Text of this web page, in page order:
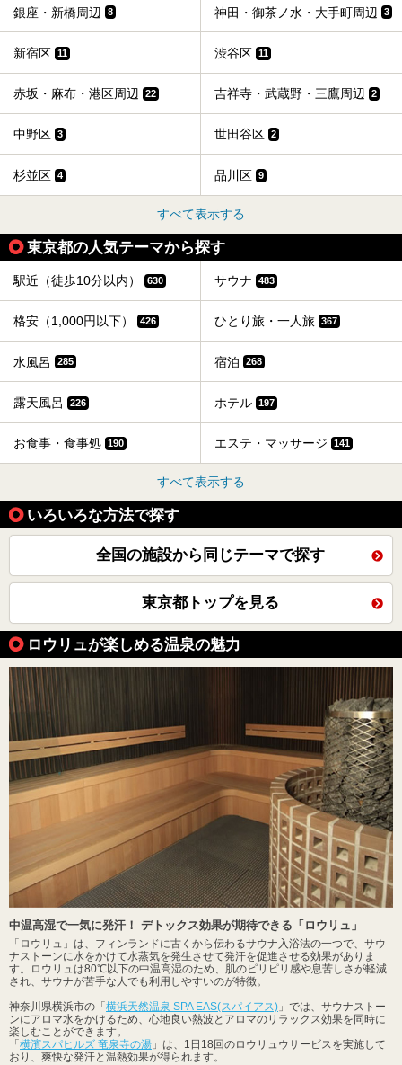
銀座・新橋周辺 8 神田・御茶ノ水・大手町周辺 3
新宿区 11 渋谷区 11
赤坂・麻布・港区周辺 22 吉祥寺・武蔵野・三鷹周辺 2
中野区 3 世田谷区 2
杉並区 4 品川区 9
すべて表示する
東京都の人気テーマから探す
駅近（徒歩10分以内） 630 サウナ 483
格安（1,000円以下） 426 ひとり旅・一人旅 367
水風呂 285 宿泊 268
露天風呂 226 ホテル 197
お食事・食事処 190 エステ・マッサージ 141
すべて表示する
いろいろな方法で探す
全国の施設から同じテーマで探す
東京都トップを見る
ロウリュが楽しめる温泉の魅力
中温高湿で一気に発汗！ デトックス効果が期待できる「ロウリュ」
「ロウリュ」は、フィンランドに古くから伝わるサウナ入浴法の一つで、サウ
ナストーンに水をかけて水蒸気を発生させて発汗を促進させる効果がありま
す。ロウリュは80℃以下の中温高湿のため、肌のピリピリ感や息苦しさが軽減
され、サウナが苦手な人でも利用しやすいのが特徴。
神奈川県横浜市の「横浜天然温泉 SPA EAS(スパイアス) 」では、サウナストー
ンにアロマ水をかけるため、心地良い熱波とアロマのリラックス効果を同時に
楽しむことができます。
「横濱スパヒルズ 竜泉寺の湯 」は、1日18回のロウリュウサービスを実施して
おり、爽快な発汗と温熱効果が得られます。